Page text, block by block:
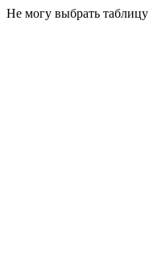
Не могу выбрать таблицу